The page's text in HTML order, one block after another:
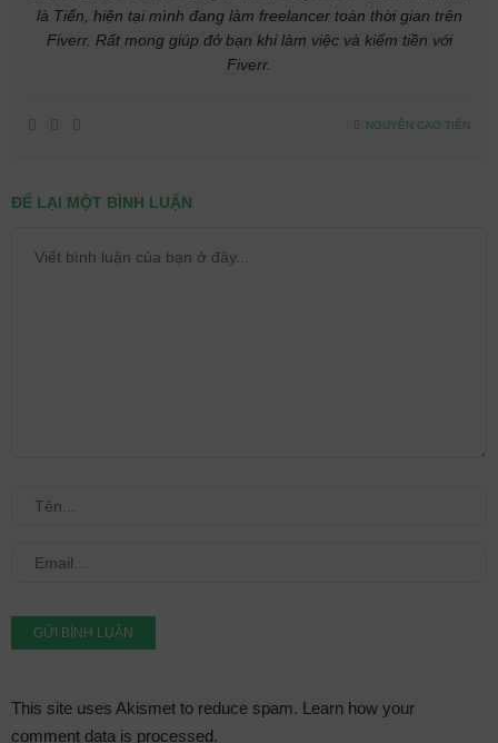
là Tiến, hiện tại mình đang làm freelancer toàn thời gian trên
Fiverr. Rất mong giúp đở bạn khi làm việc và kiếm tiền với
Fiverr.
NGUYỄN CAO TIẾN
ĐỂ LẠI MỘT BÌNH LUẬN
This site uses Akismet to reduce spam. Learn how your
comment data is processed.